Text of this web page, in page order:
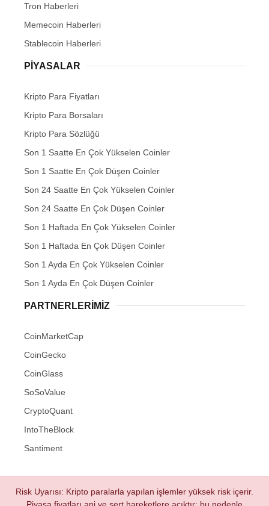
Tron Haberleri
Memecoin Haberleri
Stablecoin Haberleri
PIYASALAR
Kripto Para Fiyatları
Kripto Para Borsaları
Kripto Para Sözlüğü
Son 1 Saatte En Çok Yükselen Coinler
Son 1 Saatte En Çok Düşen Coinler
Son 24 Saatte En Çok Yükselen Coinler
Son 24 Saatte En Çok Düşen Coinler
Son 1 Haftada En Çok Yükselen Coinler
Son 1 Haftada En Çok Düşen Coinler
Son 1 Ayda En Çok Yükselen Coinler
Son 1 Ayda En Çok Düşen Coinler
PARTNERLERIMIZ
CoinMarketCap
CoinGecko
CoinGlass
SoSoValue
CryptoQuant
IntoTheBlock
Santiment
Risk Uyarısı: Kripto paralarla yapılan işlemler yüksek risk içerir.
Piyasa fiyatları ani ve sert hareketlere açıktır; bu nedenle